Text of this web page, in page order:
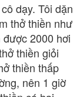
dạy. Tôi dặn
thở thiền như
2000 hơi
thiền giỏi
thiền thấp
nên 1 giờ